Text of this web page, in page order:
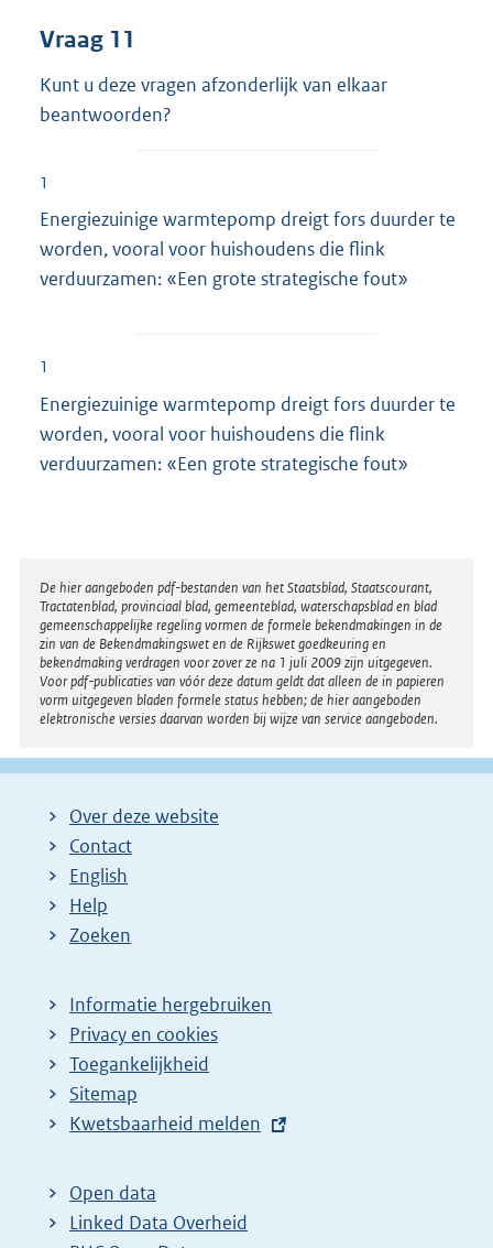
Vraag 11
Kunt u deze vragen afzonderlijk van elkaar
beantwoorden?
1
Energiezuinige warmtepomp dreigt fors duurder te
worden, vooral voor huishoudens die flink
verduurzamen: «Een grote strategische fout»
1
Energiezuinige warmtepomp dreigt fors duurder te
worden, vooral voor huishoudens die flink
verduurzamen: «Een grote strategische fout»
Disclaimer
De hier aangeboden pdf-bestanden van het Staatsblad, Staatscourant,
Tractatenblad, provinciaal blad, gemeenteblad, waterschapsblad en blad
gemeenschappelijke regeling vormen de formele bekendmakingen in de
zin van de Bekendmakingswet en de Rijkswet goedkeuring en
bekendmaking verdragen voor zover ze na 1 juli 2009 zijn uitgegeven.
Voor pdf-publicaties van vóór deze datum geldt dat alleen de in papieren
vorm uitgegeven bladen formele status hebben; de hier aangeboden
elektronische versies daarvan worden bij wijze van service aangeboden.
Over deze website
Contact
English
Help
Zoeken
Informatie hergebruiken
Privacy en cookies
Toegankelijkheid
Sitemap
E
t
e
r
Kwetsbaarheid melden
Open data
Linked Data Overheid